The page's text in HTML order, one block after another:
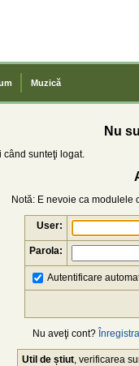
Muzică
Nu
sunteţi logat.
Notă: E nevoie ca modulele
User:
Parola:
Autentificare
Nu aveţi cont?
Util de știut , verificarea